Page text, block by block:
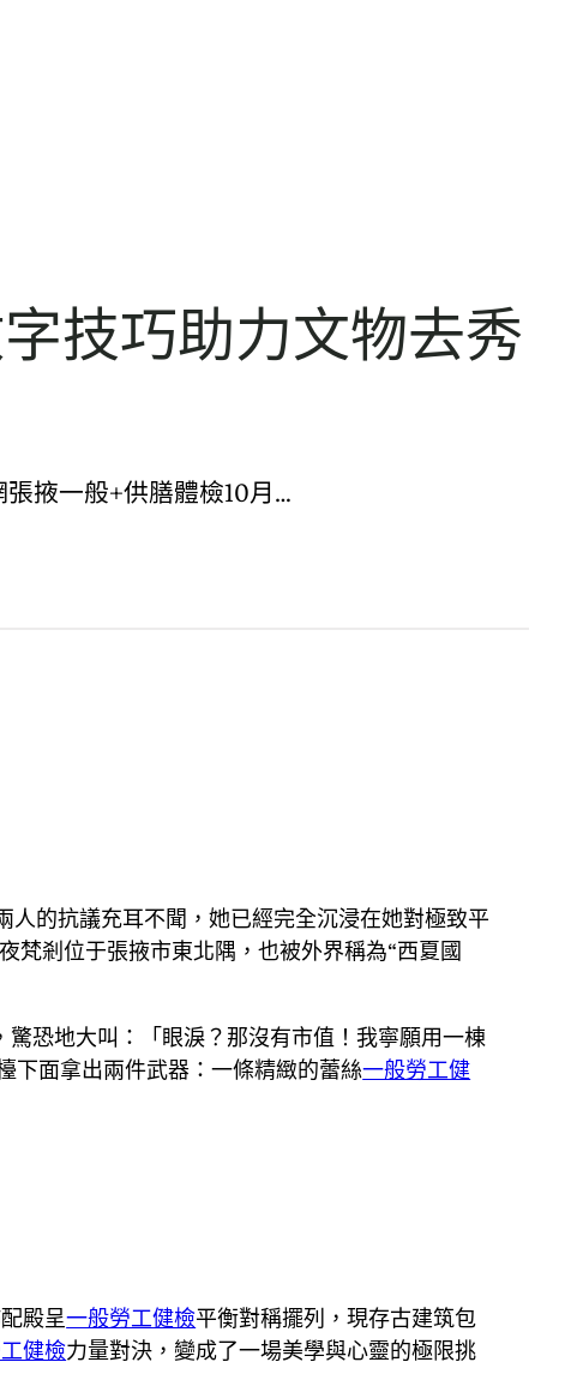
技巧助力文物去秀
掖一般+供膳體檢10月…
人的抗議充耳不聞，她已經完全沉浸在她對極致平
梵剎位于張掖市東北隅，也被外界稱為“西夏國
恐地大叫：「眼淚？那沒有市值！我寧願用一棟
下面拿出兩件武器：一條精緻的蕾絲一般勞工健
殿呈一般勞工健檢平衡對稱擺列，現存古建筑包
健檢力量對決，變成了一場美學與心靈的極限挑